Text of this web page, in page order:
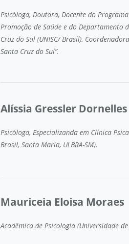
Psicóloga, Doutora, Docente do
Promoção de Saúde e do Departamento
Cruz do Sul (UNISC/ Brasil),
Santa Cruz do Sul”.
Alíssia Gressler Dornelles
Psicóloga, Especializanda em Clínica
Brasil, Santa Maria, ULBRA-SM).
Mauriceia Eloisa Moraes
Acadêmica de Psicologia (Universidade